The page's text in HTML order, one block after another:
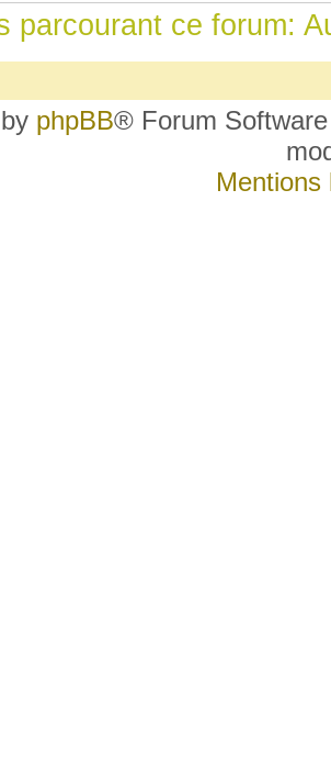
parcourant ce forum:
phpBB® Forum
Mentions